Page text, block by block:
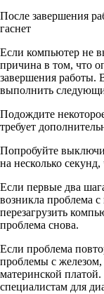
После завершения
гаснет
Если компьютер не
причина в том, что
завершения работы.
выполнить
Подождите
требует
Попробуйте
на несколько
Если первые два
возникла проблема
перезагрузить
проблема снова.
Если проблема
проблемы с
материнской
специалистам для